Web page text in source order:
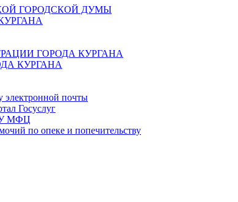
ГОРОДСКОЙ ДУМЫ
ГОРОДА КУРГАНА
КУРГАНА
электронной почты
Госуслуг
МФЦ
по опеке и попечительству